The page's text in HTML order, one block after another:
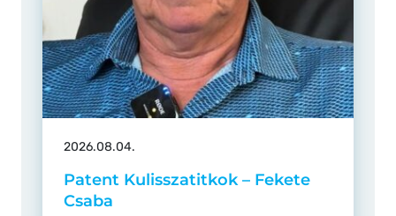
2026.08.04.
Patent Kulisszatitkok – Fekete
Csaba